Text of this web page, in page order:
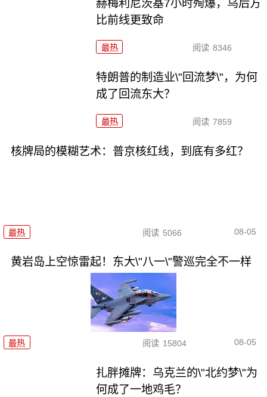
赫梅利尼茨基7小时殉爆，乌后方
比前线更致命
最热 阅读 8346
特朗普的制造业\"回流梦\"，为何
成了回流东大？
最热 阅读 7859
核牌局的模糊艺术：普京核红线，到底有多红？
最热 阅读 5066 08-05
黄岩岛上空惊雷起！东大\"八一\"警巡完全不一样
最热 阅读 15804 08-05
扎胖摊牌：乌克兰的\"北约梦\"为
何成了一地鸡毛？